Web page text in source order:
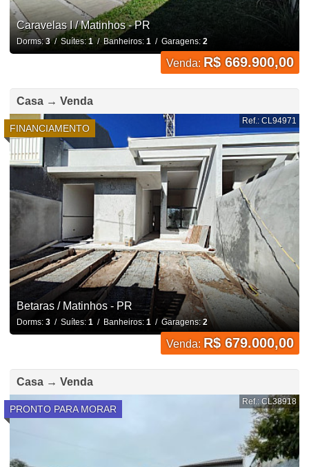
Caravelas I / Matinhos - PR
Dorms:3/ Suítes:1/ Banheiros: 1/ Garagens: 2
Venda: R$ 669.900,00
Casa → Venda
FINANCIAMENTO
Ref.: CL94971
Betaras / Matinhos - PR
Dorms: 3/ Suítes: 1/ Banheiros: 1/ Garagens: 2
Venda: R$ 679.000,00
Casa → Venda
PRONTO PARA MORAR
Ref.: CL38918